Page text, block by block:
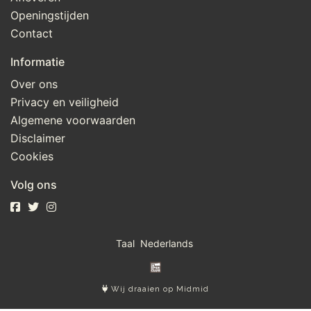
Openingstijden
Contact
Informatie
Over ons
Privacy en veiligheid
Algemene voorwaarden
Disclaimer
Cookies
Volg ons
Taal
Wij draaien op Midmid